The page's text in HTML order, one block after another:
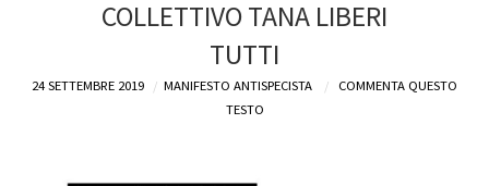
COLLETTIVO TANA LIBERI
TUTTI
24 SETTEMBRE 2019 MANIFESTO ANTISPECISTA
COMMENTA QUESTO
TESTO